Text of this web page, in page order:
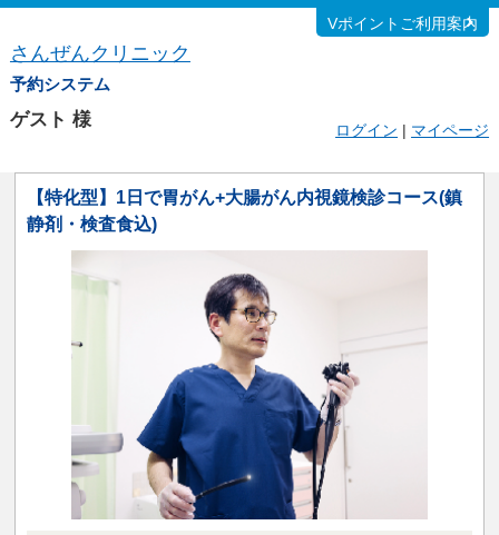
さんぜんクリニック
予約システム
Vポイントご利用案内
ゲスト 様 ログイン | マイページ
【特化型】1日で胃がん+大腸がん内視鏡検診コース(鎮
静剤・検査食込)